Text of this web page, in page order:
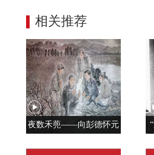
相关推荐
夜数禾蔸——向彭德怀元